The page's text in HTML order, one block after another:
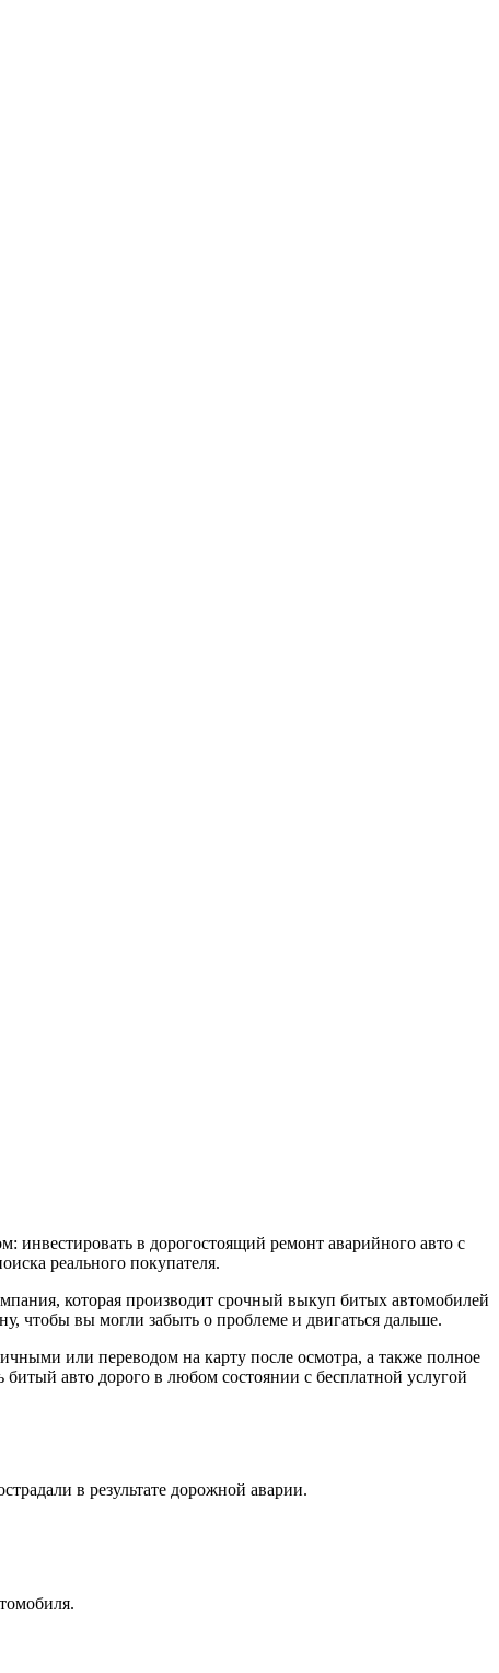
в дорогостоящий ремонт аварийного авто с
реального покупателя.
которая производит срочный выкуп битых автомобилей
чтобы вы могли забыть о проблеме и двигаться дальше.
или переводом на карту после осмотра, а также полное
авто дорого в любом состоянии с бесплатной услугой
в результате дорожной аварии.